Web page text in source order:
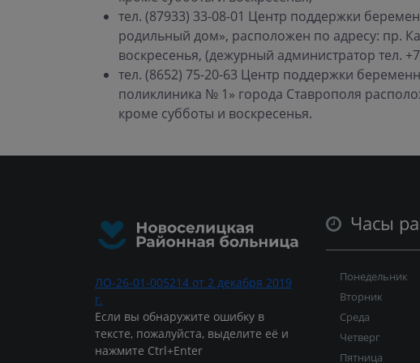
тел. (87933) 33-08-01 Центр поддержки
родильный дом», расположен по адресу: пр.
воскресенья, (дежурный администратор тел.
тел. (8652) 75-20-63 Центр поддержки
поликлиника № 1» города Ставрополя
кроме субботы и воскресенья.
ЛО-26-01-005214 от 2 декабря 2019
г.
Если вы обнаружите ошибку в
тексте, пожалуйста, выделите её и
нажмите Ctrl+Enter
Часы
Понедельник
Вторник
Среда
Четверг
Пятница